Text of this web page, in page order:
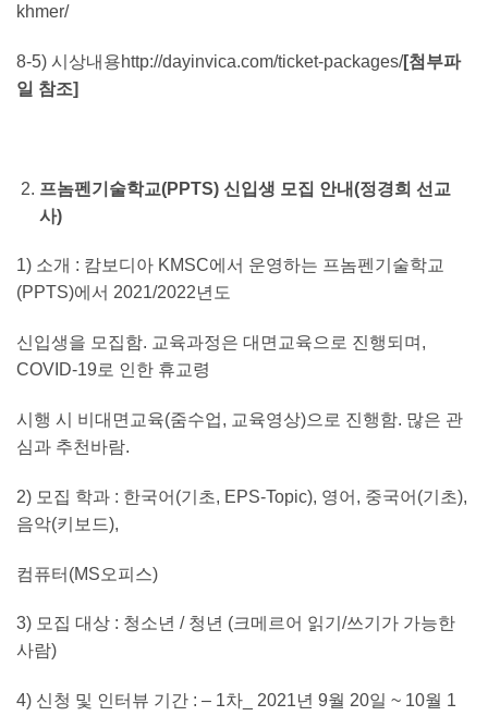
khmer/
8-5) 시상내용http://dayinvica.com/ticket-packages/[첨부파
일 참조]
프놈펜기술학교(PPTS) 신입생 모집 안내(정경희 선교
사)
1) 소개 : 캄보디아 KMSC에서 운영하는 프놈펜기술학교
(PPTS)에서 2021/2022년도
신입생을 모집함. 교육과정은 대면교육으로 진행되며,
COVID-19로 인한 휴교령
시행 시 비대면교육(줌수업, 교육영상)으로 진행함. 많은 관
심과 추천바람.
2) 모집 학과 : 한국어(기초, EPS-Topic), 영어, 중국어(기초),
음악(키보드),
컴퓨터(MS오피스)
3) 모집 대상 : 청소년 / 청년 (크메르어 읽기/쓰기가 가능한
사람)
4) 신청 및 인터뷰 기간 : – 1차_ 2021년 9월 20일 ~ 10월 1